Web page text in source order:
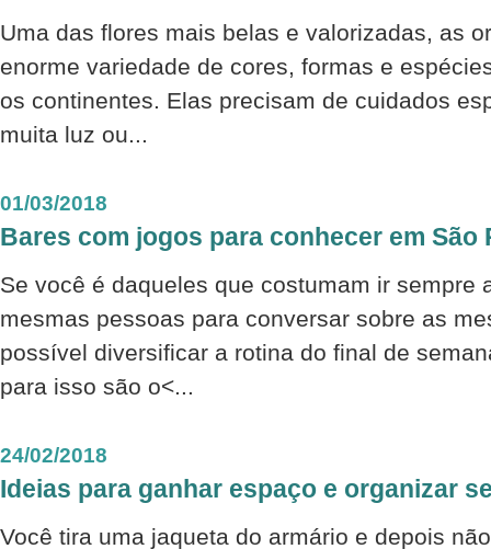
Uma das flores mais belas e valorizadas, as
enorme variedade de cores, formas e
os continentes. Elas precisam de cuidados
muita luz ou...
01/03/2018
Bares com jogos para conhecer em São
Se você é daqueles que costumam ir sempre
mesmas pessoas para conversar sobre as
possível diversificar a rotina do final de
para isso são o<...
24/02/2018
Ideias para ganhar espaço e organizar
Você tira uma jaqueta do armário e depois